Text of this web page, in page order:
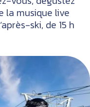
la musique live
ski, de 15 h